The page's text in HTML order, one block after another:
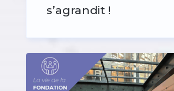
s’agrandit !